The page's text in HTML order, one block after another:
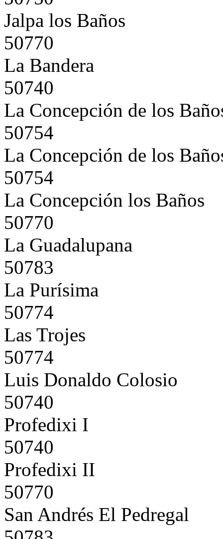
Jalpa los Baños
50770
La Bandera
50740
La Concepción de los
50754
La Concepción de los
50754
La Concepción los Baños
50770
La Guadalupana
50783
La Purísima
50774
Las Trojes
50774
Luis Donaldo Colosio
50740
Profedixi I
50740
Profedixi II
50770
San Andrés El Pedregal